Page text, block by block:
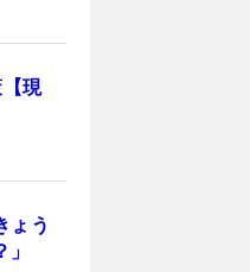
現
ょう